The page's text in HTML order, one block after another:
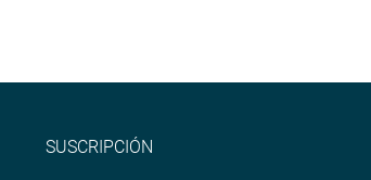
SUSCRIPCIÓN